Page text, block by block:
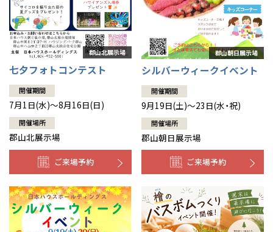
七夕フォトコンテスト
開催期間
7月1日(水)～8月16日(日)
開催場所
郡山北展示場
ご来場予約
シルバーウィークイベント
開催期間
9月19日(土)～23日(水・祝)
開催場所
郡山朝日展示場
ご来場予約